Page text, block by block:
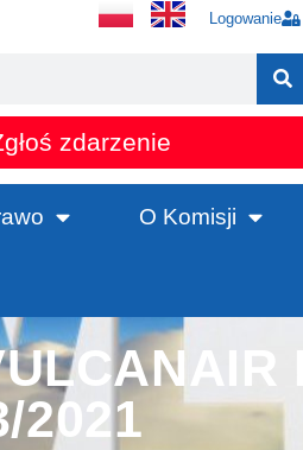
Logowanie
zdarzenie
O Komisji
2021